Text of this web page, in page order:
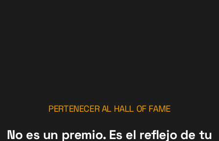
PERTENECER AL HALL OF FAME
No es un premio. Es el reflejo de tu